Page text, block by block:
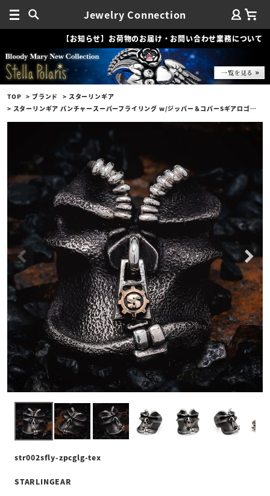
Jewelry Connection
【お知らせ】お荷物のお届け・お問い合わせ業務について
TOP ブランド
スターリンギア
スターリンギア パンチャースーパーフライリング w/ジッパー＆コパーSギアロゴ/テクスチャー
str002sfly-zpcglg-tex
STARLINGEAR